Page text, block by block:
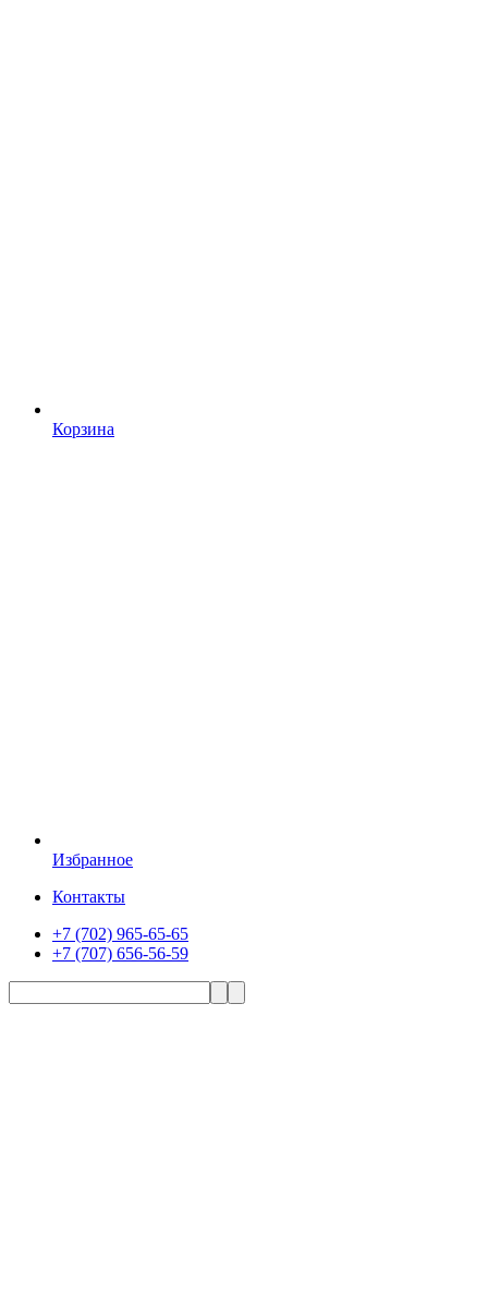
Корзина
Избранное
Контакты
+7 (702) 965-65-65
+7 (707) 656-56-59